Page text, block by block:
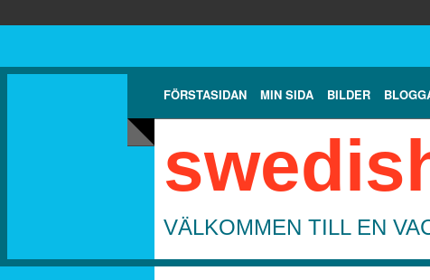
FÖRSTASIDAN MIN SIDA BILDER
VÄLKOMMEN TILL EN